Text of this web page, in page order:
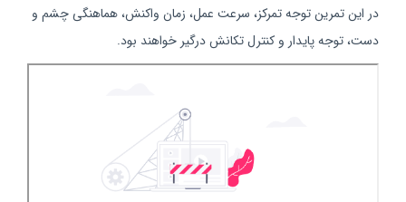
در این تمرین توجه تمرکز، سرعت عمل، زمان واکنش، هماهنگی چشم و
دست، توجه پایدار و کنترل تکانش درگیر خواهند بود.